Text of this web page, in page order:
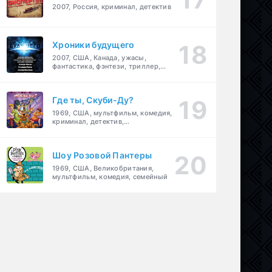
2007, Россия, криминал, детектив
Хроники будущего
2007, США, Канада, ужасы,
фантастика, фэнтези, триллер,
Где ты, Скуби-Ду?
1969, США, мультфильм, комедия,
криминал, детектив,
Шоу Розовой Пантеры
1969, США, Великобритания,
мультфильм, комедия, семейный